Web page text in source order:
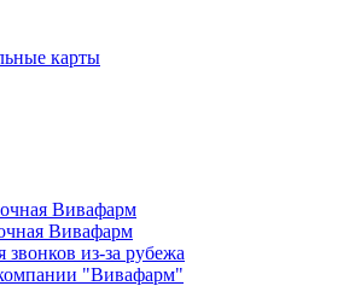
карты
Вивафарм
Вивафарм
звонков из-за рубежа
"Вивафарм"